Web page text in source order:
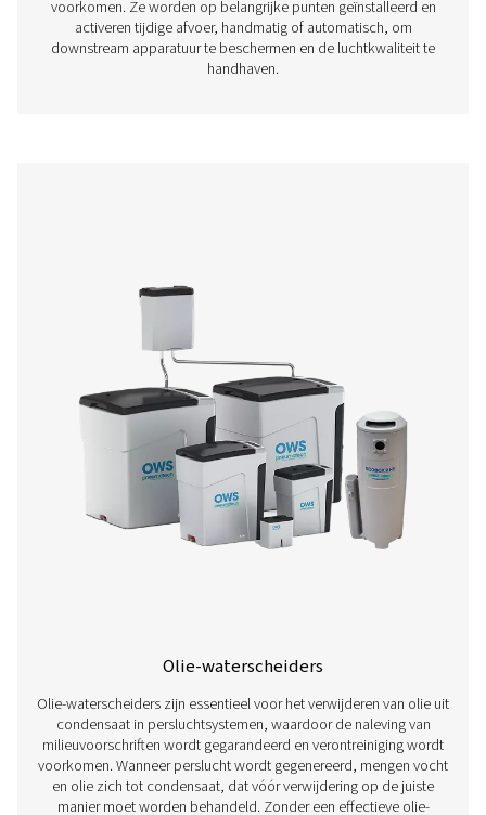
Waterdetectoren
voorkomen. Ze worden op belangrijke punten
activeren tijdige afvoer, handmatig of
downstream apparatuur te beschermen en de
handhaven.